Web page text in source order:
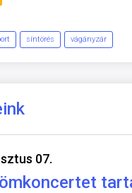
síntörés vágányzár
07.